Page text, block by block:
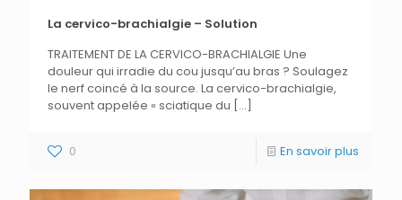
La cervico-brachialgie – Solution
TRAITEMENT DE LA CERVICO-BRACHIALGIE Une
douleur qui irradie du cou jusqu’au bras ? Soulagez
le nerf coincé à la source. La cervico-brachialgie,
souvent appelée « sciatique du […]
0 En savoir plus